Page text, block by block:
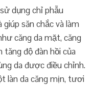
dụng chỉ phẫu
săn chắc và làm
căng da mặt, căng
tăng độ đàn hồi của
da được điều chỉnh.
làn da căng mịn, tươi